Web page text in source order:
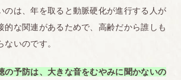
のは、年を取ると動脈硬化が進行する人が
的な関連があるためで、高齢だから誰しも
いのです。
の予防は、大きな音をむやみに聞かないの